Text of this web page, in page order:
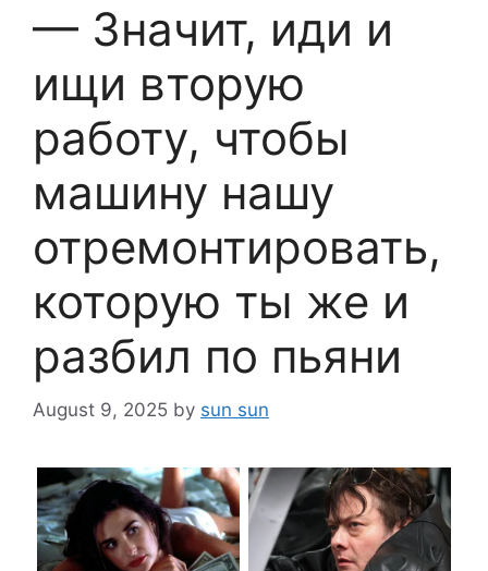
— Значит, иди и
ищи вторую
работу, чтобы
машину нашу
отремонтировать,
которую ты же и
разбил по пьяни
August 9, 2025 by sun sun